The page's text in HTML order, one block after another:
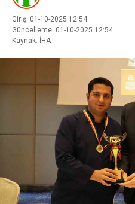
Giriş: 01-10-2025 12:54
Güncelleme: 01-10-2025 12:54
Kaynak: İHA